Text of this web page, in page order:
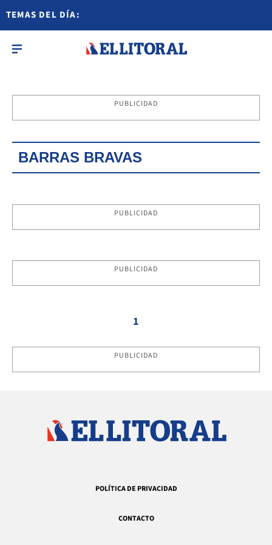
TEMAS DEL DÍA:
PUBLICIDAD
BARRAS BRAVAS
PUBLICIDAD
PUBLICIDAD
1
PUBLICIDAD
POLÍTICA DE PRIVACIDAD
CONTACTO